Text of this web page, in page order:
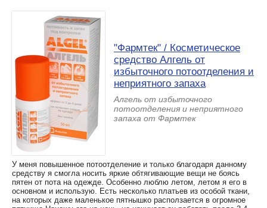
"Фармтек" / Косметическое
средство Алгель от
избыточного потоотделения и
неприятного запаха
Алгель от избыточного
потоотделения и неприятного
запаха от Фармтек
У меня повышенное потоотделение и только благодаря данному
средству я смогла носить яркие обтягивающие вещи не боясь
пятен от пота на одежде. Особенно люблю летом, летом я его в
основном и использую. Есть несколько платьев из особой ткани,
на которых даже маленькое пятнышко расползается в огромное